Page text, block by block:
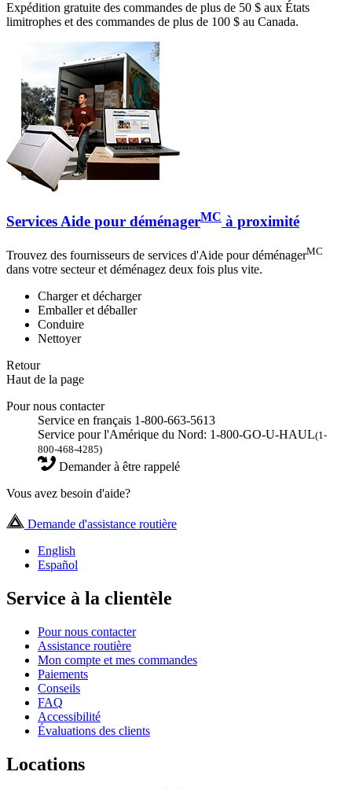
Expédition gratuite des commandes de plus de 50 $ aux États
limitrophes et des commandes de plus de 100 $ au Canada.
Services Aide pour déménagerMC à proximité
Trouvez des fournisseurs de services d'Aide pour déménagerMC
dans votre secteur et déménagez deux fois plus vite.
Charger et décharger
Emballer et déballer
Conduire
Nettoyer
Retour
Haut de la page
Pour nous contacter
Service en français 1-800-663-5613
Service pour l'Amérique du Nord: 1-800-GO-U-HAUL(1-
800-468-4285)
Demander à être rappelé
Vous avez besoin d'aide?
Demande d'assistance routière
English
Español
Service à la clientèle
Pour nous contacter
Assistance routière
Mon compte et mes commandes
Paiements
Conseils
FAQ
Accessibilité
Évaluations des clients
Locations